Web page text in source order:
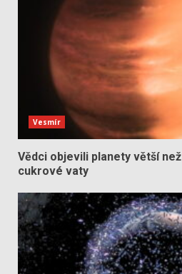
Vesmír
Vědci objevili planety větší
cukrové vaty